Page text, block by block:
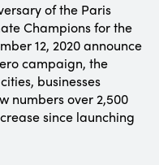
of the Paris
Champions for the
12, 2020 announce
campaign, the
businesses
numbers over 2,500
since launching